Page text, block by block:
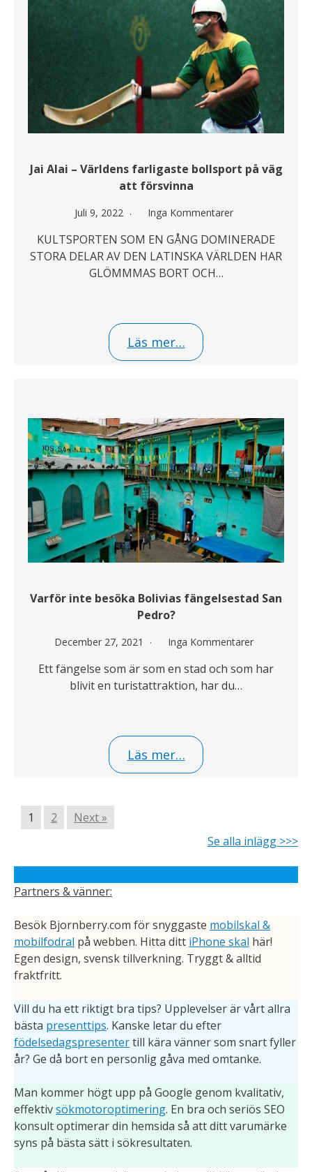
Jai Alai – Världens farligaste bollsport på väg
att försvinna
Juli 9, 2022 Inga Kommentarer
KULTSPORTEN SOM EN GÅNG DOMINERADE
STORA DELAR AV DEN LATINSKA VÄRLDEN HAR
GLÖMMMAS BORT OCH…
Läs mer…
Varför inte besöka Bolivias fängelsestad San
Pedro?
December 27, 2021 Inga Kommentarer
Ett fängelse som är som en stad och som har
blivit en turistattraktion, har du…
Läs mer…
1 2
Next »
Se alla inlägg >>>
Partners & vänner:
Besök Bjornberry.com för snyggaste mobilskal &
mobilfodral på webben. Hitta ditt iPhone skal här!
Egen design, svensk tillverkning. Tryggt & alltid
fraktfritt.
Vill du ha ett riktigt bra tips? Upplevelser är vårt allra
bästa presenttips. Kanske letar du efter
födelsedagspresentertill kära vänner som snart fyller
år? Ge då bort en personlig gåva med omtanke.
Man kommer högt upp på Google genom kvalitativ,
effektivsökmotoroptimering. En bra och seriös SEO
konsult optimerar din hemsida så att ditt varumärke
syns på bästa sätt i sökresultaten.